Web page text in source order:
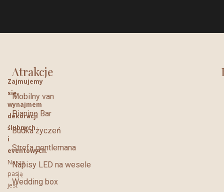
Zajmujemy
się
wynajmem
dekoracji
ślubnych
i
eventowych.
Naszą
pasją
jest
Atrakcje
Mobilny van
Pianino Bar
Budka życzeń
Strefa gentlemana
Napisy LED na wesele
Wedding box